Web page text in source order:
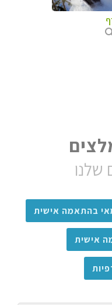
שלנו
בהתאמה אישית
אישית